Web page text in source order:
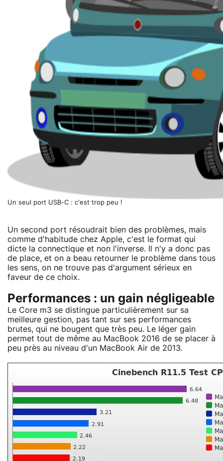
Un seul port USB-C : c'est trop peu !
Un second port résoudrait bien des problèmes, mais
comme d'habitude chez Apple, c'est le format qui
dicte la connectique et non l'inverse. Il n'y a donc pas
de place, et on a beau retourner le problème dans tous
les sens, on ne trouve pas d'argument sérieux en
faveur de ce choix.
Performances : un gain négligeable
Le Core m3 se distingue particulièrement sur sa
meilleure gestion, pas tant sur ses performances
brutes, qui ne bougent que très peu. Le léger gain
permet tout de même au MacBook 2016 de se placer à
peu près au niveau d'un MacBook Air de 2013.